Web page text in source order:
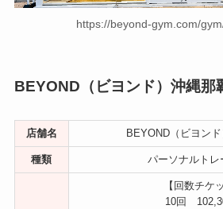
https://beyond-gym.com/
BEYOND（ビヨンド）沖縄那
店舗名 BEYOND（ビヨン
種類 パーソナルトレ
【回数チケ
10回